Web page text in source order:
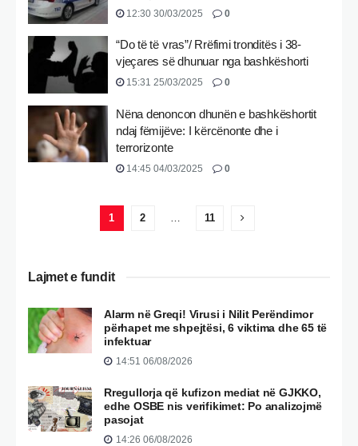
12:30 30/03/2025 0
“Do të të vras”/ Rrëfimi tronditës i 38-
vjeçares së dhunuar nga bashkëshorti
15:31 25/03/2025 0
Nëna denoncon dhunën e bashkëshortit
ndaj fëmijëve: I kërcënonte dhe i
terrorizonte
14:45 04/03/2025 0
1 2 11
Lajmet e fundit
Alarm në Greqi! Virusi i Nilit Perëndimor
përhapet me shpejtësi, 6 viktima dhe 65 të
infektuar
14:51 06/08/2026
Rregullorja që kufizon mediat në GJKKO,
edhe OSBE nis verifikimet: Po analizojmë
pasojat
14:26 06/08/2026